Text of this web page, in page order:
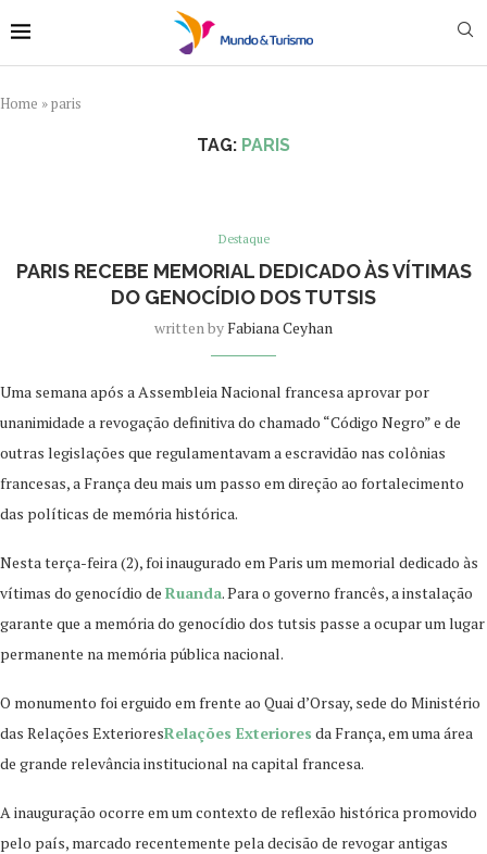
Home »paris
TAG: PARIS
Destaque
PARIS RECEBE MEMORIAL DEDICADO ÀS VÍTIMAS
DO GENOCÍDIO DOS TUTSIS
written byFabiana Ceyhan
Uma semana após a Assembleia Nacional francesa aprovar por
unanimidade a revogação definitiva do chamado “Código Negro” e de
outras legislações que regulamentavam a escravidão nas colônias
francesas, a França deu mais um passo em direção ao fortalecimento
das políticas de memória histórica.
Nesta terça-feira (2), foi inaugurado em Paris um memorial dedicado às
vítimas do genocídio de Ruanda. Para o governo francês, a instalação
garante que a memória do genocídio dos tutsis passe a ocupar um lugar
permanente na memória pública nacional.
O monumento foi erguido em frente ao Quai d’Orsay, sede do Ministério
das Relações ExterioresRelações Exteriores da França, em uma área
de grande relevância institucional na capital francesa.
A inauguração ocorre em um contexto de reflexão histórica promovido
pelo país, marcado recentemente pela decisão de revogar antigas